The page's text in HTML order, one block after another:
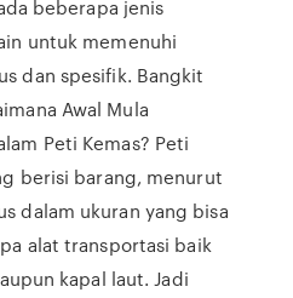
beberapa jenis
untuk memenuhi
dan spesifik. Bangkit
Awal Mula
Peti Kemas? Peti
berisi barang, menurut
dalam ukuran yang bisa
alat transportasi baik
kapal laut. Jadi